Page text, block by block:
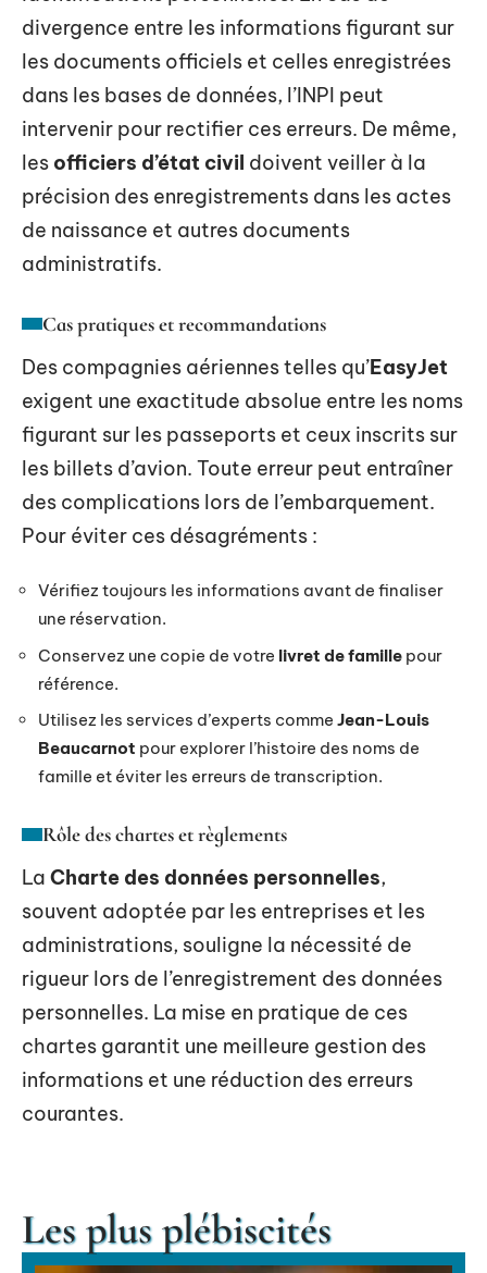
divergence entre les informations figurant sur
les documents officiels et celles enregistrées
dans les bases de données, l’INPI peut
intervenir pour rectifier ces erreurs. De même,
les officiers d’état civil doivent veiller à la
précision des enregistrements dans les actes
de naissance et autres documents
administratifs.
Cas pratiques et recommandations
Des compagnies aériennes telles qu’EasyJet
exigent une exactitude absolue entre les noms
figurant sur les passeports et ceux inscrits sur
les billets d’avion. Toute erreur peut entraîner
des complications lors de l’embarquement.
Pour éviter ces désagréments :
Vérifiez toujours les informations avant de finaliser
une réservation.
Conservez une copie de votre livret de famille pour
référence.
Utilisez les services d’experts comme Jean-Louis
Beaucarnot pour explorer l’histoire des noms de
famille et éviter les erreurs de transcription.
Rôle des chartes et règlements
La Charte des données personnelles,
souvent adoptée par les entreprises et les
administrations, souligne la nécessité de
rigueur lors de l’enregistrement des données
personnelles. La mise en pratique de ces
chartes garantit une meilleure gestion des
informations et une réduction des erreurs
courantes.
Les plus plébiscités